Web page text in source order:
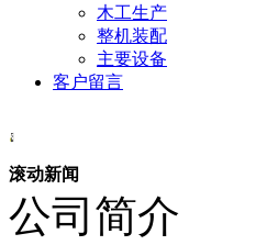
木工生产
整机装配
主要设备
客户留言
滚动新闻
公司简介